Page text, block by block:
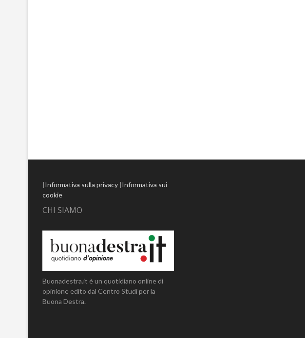
|Informativa sulla privacy |Informativa sui
cookie
CHI SIAMO
Buonadestra.it è un quotidiano online di
opinione edito dal Centro Studi per la
Buona Destra.